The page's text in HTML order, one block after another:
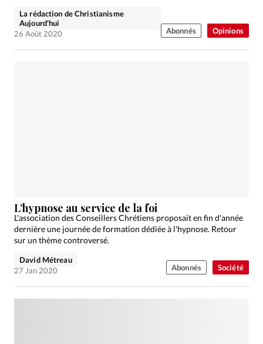
Opinions
La rédaction de Christianisme
Aujourd'hui
26 Août 2020
Abonnés
Société
L’hypnose au service de la foi
L'association des Conseillers Chrétiens proposait en fin d'année
dernière une journée de formation dédiée à l'hypnose. Retour
sur un thème controversé.
David Métreau
27 Jan 2020
Abonnés